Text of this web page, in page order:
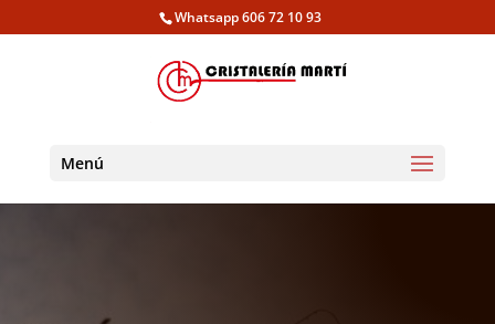
Whatsapp 606 72 10 93
Menú